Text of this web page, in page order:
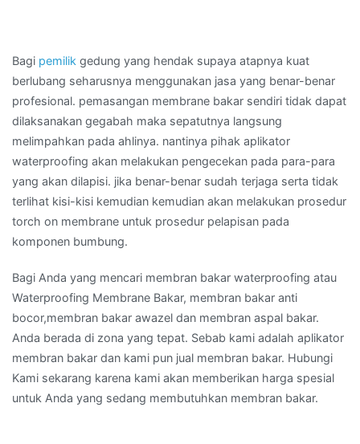
Bagi pemilik gedung yang hendak supaya atapnya kuat
berlubang seharusnya menggunakan jasa yang benar-benar
profesional. pemasangan membrane bakar sendiri tidak dapat
dilaksanakan gegabah maka sepatutnya langsung
melimpahkan pada ahlinya. nantinya pihak aplikator
waterproofing akan melakukan pengecekan pada para-para
yang akan dilapisi. jika benar-benar sudah terjaga serta tidak
terlihat kisi-kisi kemudian kemudian akan melakukan prosedur
torch on membrane untuk prosedur pelapisan pada
komponen bumbung.
Bagi Anda yang mencari membran bakar waterproofing atau
Waterproofing Membrane Bakar, membran bakar anti
bocor,membran bakar awazel dan membran aspal bakar.
Anda berada di zona yang tepat. Sebab kami adalah aplikator
membran bakar dan kami pun jual membran bakar. Hubungi
Kami sekarang karena kami akan memberikan harga spesial
untuk Anda yang sedang membutuhkan membran bakar.